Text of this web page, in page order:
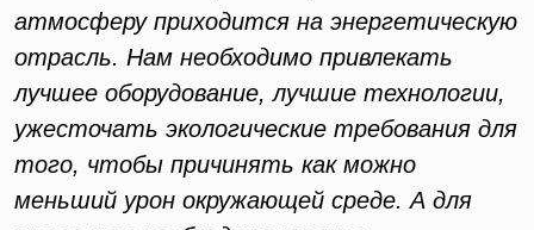
атмосферу приходится на энергетическую
отрасль. Нам необходимо привлекать
лучшее оборудование, лучшие технологии,
ужесточать экологические требования для
того, чтобы причинять как можно
меньший урон окружающей среде. А для